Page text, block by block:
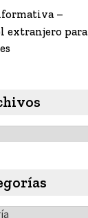
–
extranjero para